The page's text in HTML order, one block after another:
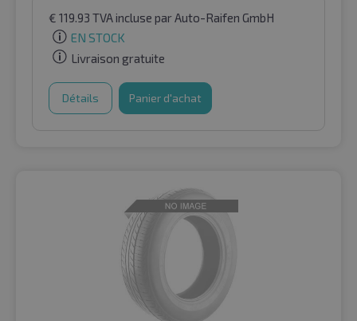
€ 119.93 TVA incluse par Auto-Raifen GmbH
EN STOCK
Livraison gratuite
Détails Panier d'achat